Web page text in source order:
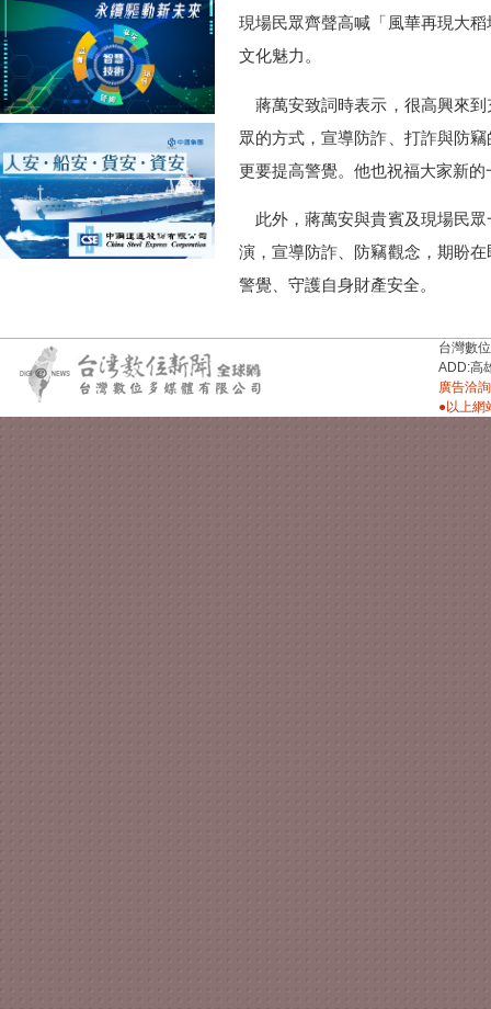
現場民眾齊聲高喊「風華再現大
文化魅力。
蔣萬安致詞時表示，很高興來到
眾的方式，宣導防詐、打詐與防
更要提高警覺。他也祝福大家新
此外，蔣萬安與貴賓及現場民眾
演，宣導防詐、防竊觀念，期盼
警覺、守護自身財產安全。
台灣數
ADD:高
廣告洽
●以上網